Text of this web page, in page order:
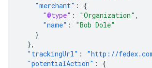
"merchant" :
{
"@type" : "Organization" ,
"name" :
"Bob Dole"
}
},
"trackingUrl" :
"http://
"potentialAction" :
{